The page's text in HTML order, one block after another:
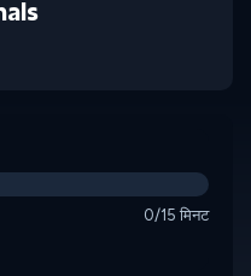
0/15 मिनट